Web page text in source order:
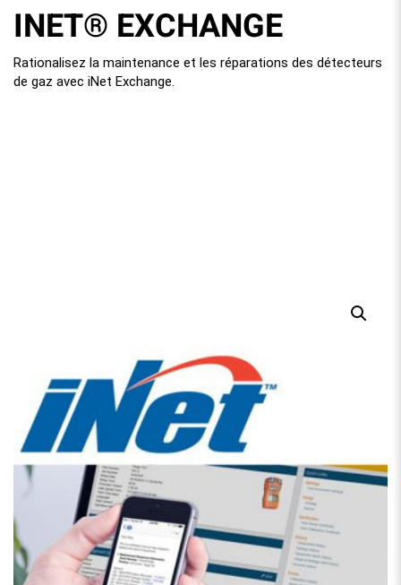
INET® EXCHANGE
Rationalisez la maintenance et les réparations des détecteurs
de gaz avec iNet Exchange.